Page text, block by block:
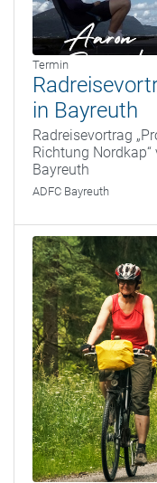
Termin
in Bayreuth
Radreisevortrag
Richtung
Bayreuth
ADFC Bayreuth